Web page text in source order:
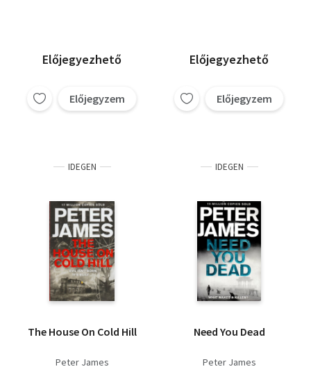
Előjegyezhető
Előjegyzem
Development
Előjegyezhető
Előjegyzem
IDEGEN
The House On Cold Hill
Peter James
IDEGEN
Need You Dead
Peter James